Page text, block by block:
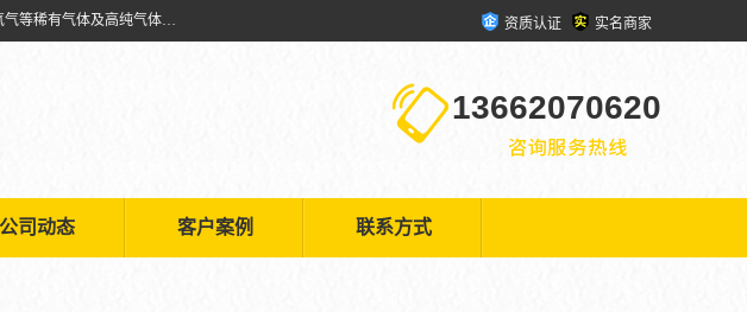
天津市利信工业气体经销部主要经营销售供应氧气、乙炔气、氩气、氮气、二氧化碳等大宗气体以及氦气、氪气、氖气、氙气等稀有气体及高纯气体的配送租赁 资质认证 实名商家
13662070620
公司动态 客户案例 联系方式